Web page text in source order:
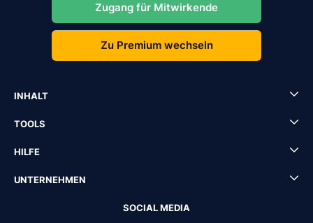
Zugang für Mitwirkende
Zu Premium wechseln
INHALT
TOOLS
HILFE
UNTERNEHMEN
SOCIAL MEDIA